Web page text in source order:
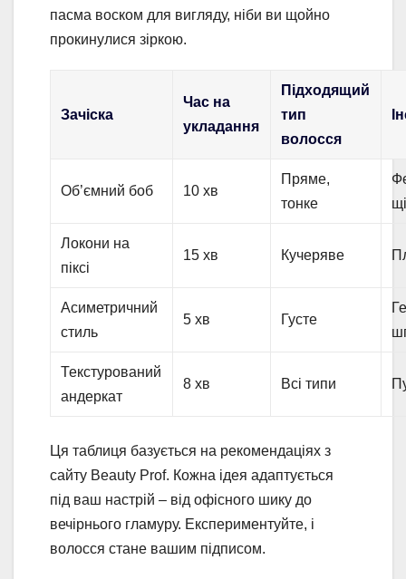
пасма воском для вигляду, ніби ви щойно
прокинулися зіркою.
Зачіска
Час на
укладання
Підходящий
тип
волосся
Об’ємний боб 10 хв
Пряме,
тонке
Локони на
піксі
15 хв Кучеряве
Асиметричний
стиль
5 хв Густе
Текстурований
андеркат
8 хв Всі типи
Ця таблиця базується на рекомендаціях з
сайту Beauty Prof. Кожна ідея адаптується
під ваш настрій – від офісного шику до
вечірнього гламуру. Експериментуйте, і
волосся стане вашим підписом.